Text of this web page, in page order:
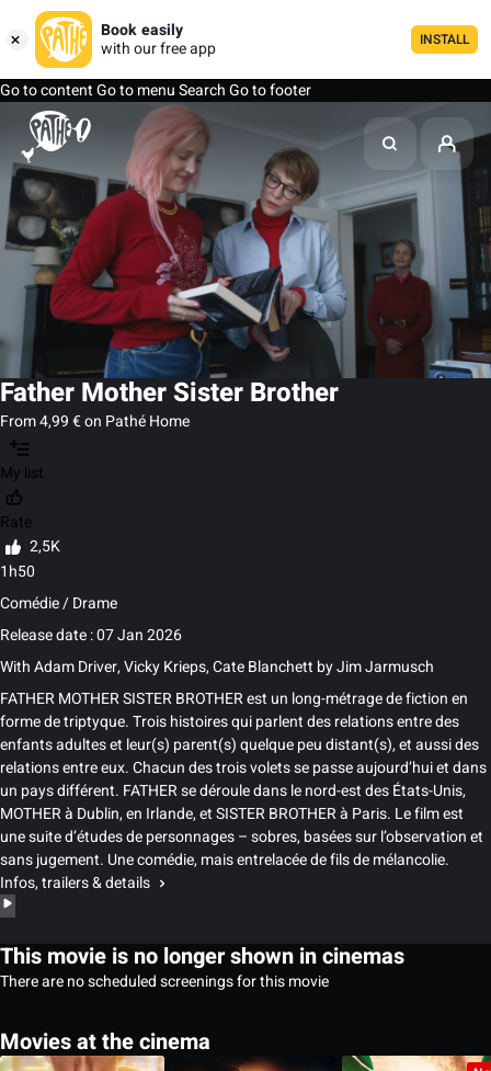
Book easily
with our free app
INSTALL
Go to contentGo to menuSearchGo to footer
Father Mother Sister Brother
From 4,99 € on Pathé Home
My list
Rate
2,5K
1h50
Comédie / Drame
Release date : 07 Jan 2026
WithAdam Driver,Vicky Krieps,Cate Blanchett byJim Jarmusch
FATHER MOTHER SISTER BROTHER est un long-métrage de fiction en
forme de triptyque. Trois histoires qui parlent des relations entre des
enfants adultes et leur(s) parent(s) quelque peu distant(s), et aussi des
relations entre eux. Chacun des trois volets se passe aujourd’hui et dans
un pays différent. FATHER se déroule dans le nord-est des États-Unis,
MOTHER à Dublin, en Irlande, et SISTER BROTHER à Paris. Le film est
une suite d’études de personnages – sobres, basées sur l’observation et
sans jugement. Une comédie, mais entrelacée de fils de mélancolie.
Infos, trailers & details
This movie is no longer shown in cinemas
There are no scheduled screenings for this movie
Movies at the cinema